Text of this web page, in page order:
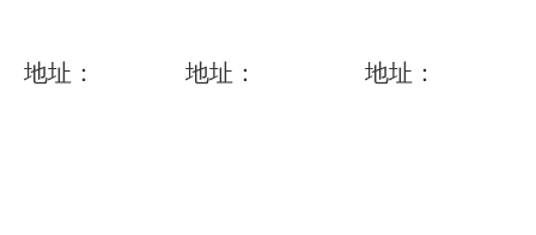
地址： 地址： 地址：